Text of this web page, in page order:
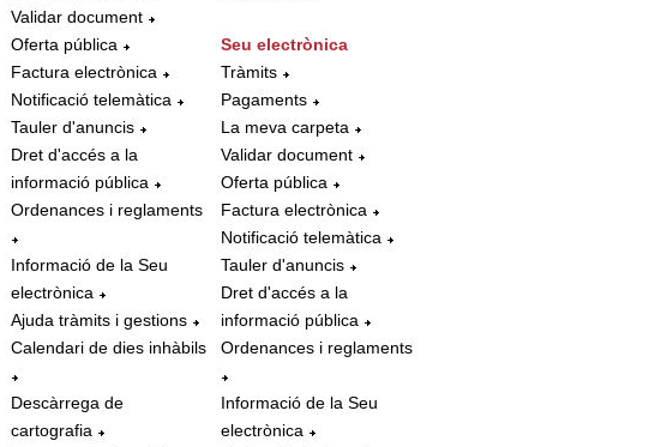
Validar document
Oferta pública
Factura electrònica
Notificació telemàtica
Tauler d'anuncis
Dret d'accés a la
informació pública
Ordenances i reglaments
Informació de la Seu
electrònica
Ajuda tràmits i gestions
Calendari de dies inhàbils
Descàrrega de
cartografia
Seu electrònica
Tràmits
Pagaments
La meva carpeta
Validar document
Oferta pública
Factura electrònica
Notificació telemàtica
Tauler d'anuncis
Dret d'accés a la
informació pública
Ordenances i reglaments
Informació de la Seu
electrònica